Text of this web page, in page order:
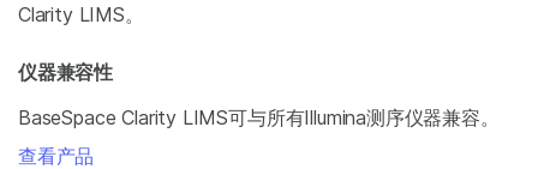
Clarity LIMS。
仪器兼容性
BaseSpace Clarity LIMS可与所有Illumina测序仪器兼容。
查看产品